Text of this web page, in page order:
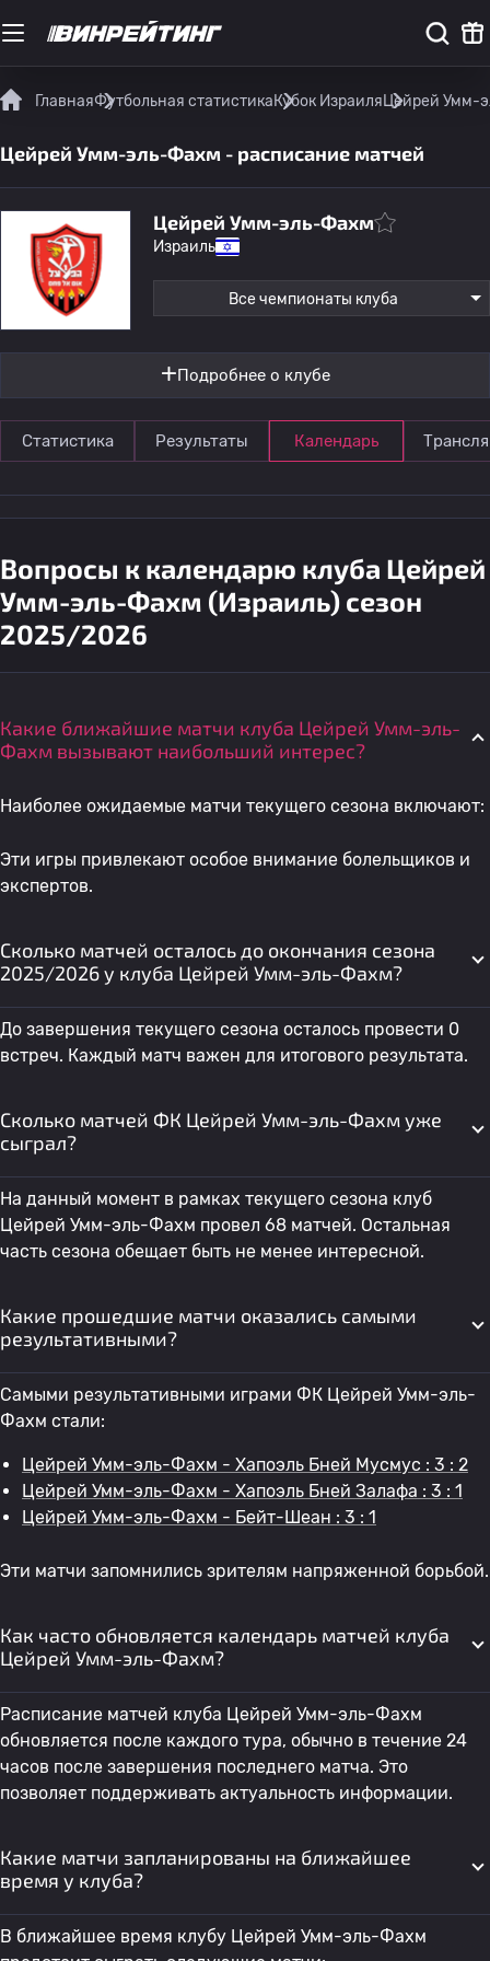
ГлавнаяФутбольная статистикаКубок ИзраиляЦейрей Умм-
Цейрей Умм-эль-Фахм - расписание матчей
Цейрей Умм-эль-Фахм
Израиль
Все чемпионаты клуба
Подробнее о клубе
Статистика Результаты Календарь
Вопросы к календарю клуба Цейрей
Умм-эль-Фахм (Израиль) сезон
2025/2026
Какие ближайшие матчи клуба Цейрей Умм-эль-
Фахм вызывают наибольший интерес?
Наиболее ожидаемые матчи текущего сезона включают:
Эти игры привлекают особое внимание болельщиков и
экспертов.
Сколько матчей осталось до окончания сезона
2025/2026 у клуба Цейрей Умм-эль-Фахм?
До завершения текущего сезона осталось провести 0
встреч. Каждый матч важен для итогового результата.
Сколько матчей ФК Цейрей Умм-эль-Фахм уже
сыграл?
На данный момент в рамках текущего сезона клуб
Цейрей Умм-эль-Фахм провел 68 матчей. Остальная
часть сезона обещает быть не менее интересной.
Какие прошедшие матчи оказались самыми
результативными?
Самыми результативными играми ФК Цейрей Умм-эль-
Фахм стали:
Цейрей Умм-эль-Фахм - Хапоэль Бней Мусмус : 3 : 2
Цейрей Умм-эль-Фахм - Хапоэль Бней Залафа : 3 : 1
Цейрей Умм-эль-Фахм - Бейт-Шеан : 3 : 1
Эти матчи запомнились зрителям напряженной борьбой.
Как часто обновляется календарь матчей клуба
Цейрей Умм-эль-Фахм?
Расписание матчей клуба Цейрей Умм-эль-Фахм
обновляется после каждого тура, обычно в течение 24
часов после завершения последнего матча. Это
позволяет поддерживать актуальность информации.
Какие матчи запланированы на ближайшее
время у клуба?
В ближайшее время клубу Цейрей Умм-эль-Фахм